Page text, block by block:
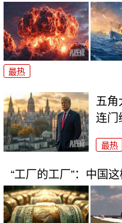
最热
五角
连门
最热
“工厂的工厂”：中国